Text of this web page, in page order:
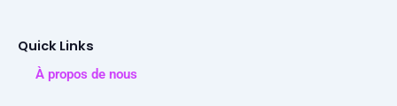
Quick Links
À propos de nous